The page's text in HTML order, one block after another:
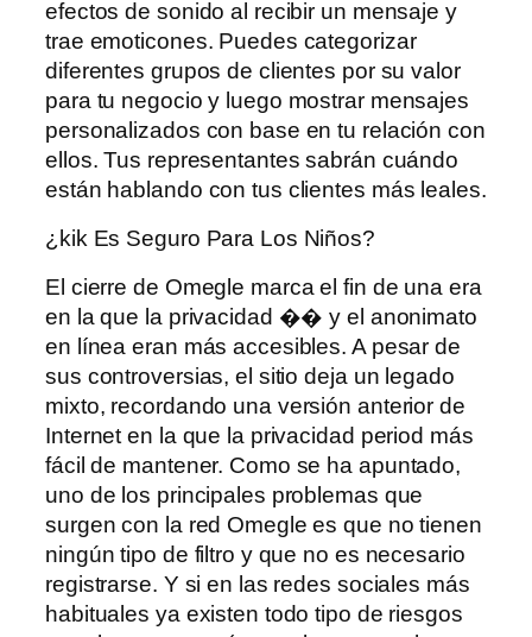
efectos de sonido al recibir un mensaje y
trae emoticones. Puedes categorizar
diferentes grupos de clientes por su valor
para tu negocio y luego mostrar mensajes
personalizados con base ​​en tu relación con
ellos. Tus representantes sabrán cuándo
están hablando con tus clientes más leales.
¿kik Es Seguro Para Los Niños?
El cierre de Omegle marca el fin de una era
en la que la privacidad �� y el anonimato
en línea eran más accesibles. A pesar de
sus controversias, el sitio deja un legado
mixto, recordando una versión anterior de
Internet en la que la privacidad period más
fácil de mantener. Como se ha apuntado,
uno de los principales problemas que
surgen con la red Omegle es que no tienen
ningún tipo de filtro y que no es necesario
registrarse. Y si en las redes sociales más
habituales ya existen todo tipo de riesgos